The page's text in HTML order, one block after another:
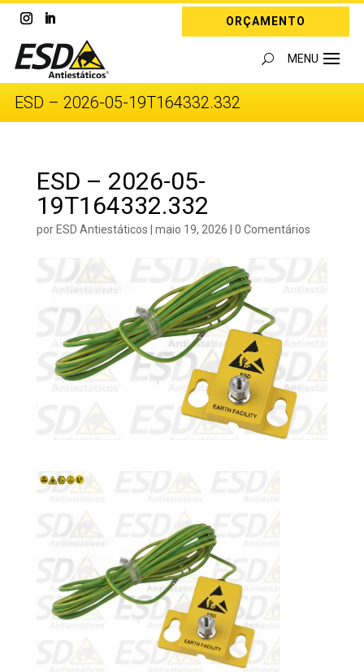
ORÇAMENTO
ESD – 2026-05-19T164332.332
ESD – 2026-05-
19T164332.332
porESD Antiestáticos | maio 19, 2026 | 0 Comentários